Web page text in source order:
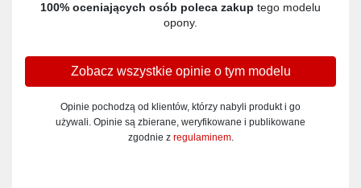
100% oceniających osób poleca zakup tego modelu
opony.
Zobacz wszystkie opinie o tym modelu
Opinie pochodzą od klientów, którzy nabyli produkt i go
używali. Opinie są zbierane, weryfikowane i publikowane
zgodnie z regulaminem.